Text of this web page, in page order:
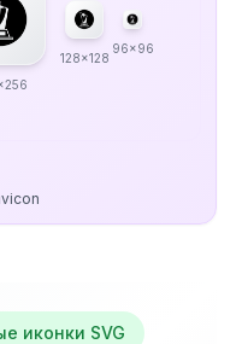
128x128
96x96
иконки SVG